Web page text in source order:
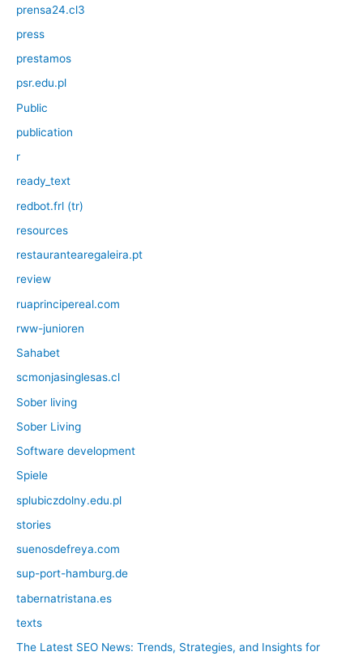
prensa24.cl3
press
prestamos
psr.edu.pl
Public
publication
r
ready_text
redbot.frl (tr)
resources
restaurantearegaleira.pt
review
ruaprincipereal.com
rww-junioren
Sahabet
scmonjasinglesas.cl
Sober living
Sober Living
Software development
Spiele
splubiczdolny.edu.pl
stories
suenosdefreya.com
sup-port-hamburg.de
tabernatristana.es
texts
The Latest SEO News: Trends, Strategies, and Insights for